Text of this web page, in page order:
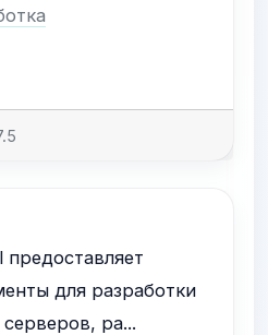
для разработки
ра...